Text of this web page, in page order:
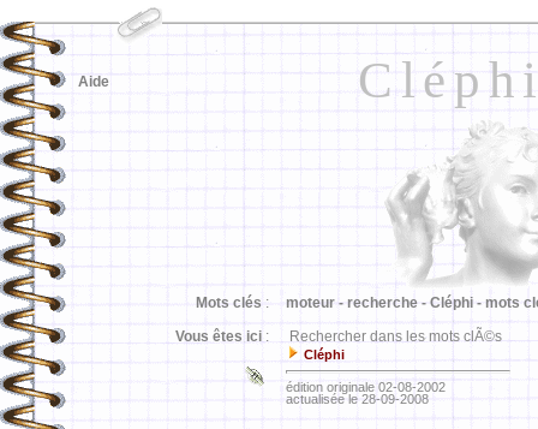
Aide
Mots clés : moteur - recherche - Cléphi - mots
Vous êtes ici : Rechercher dans les mots clÃ©s
Cléphi
édition originale 02-08-2002
actualisée le 28-09-2008